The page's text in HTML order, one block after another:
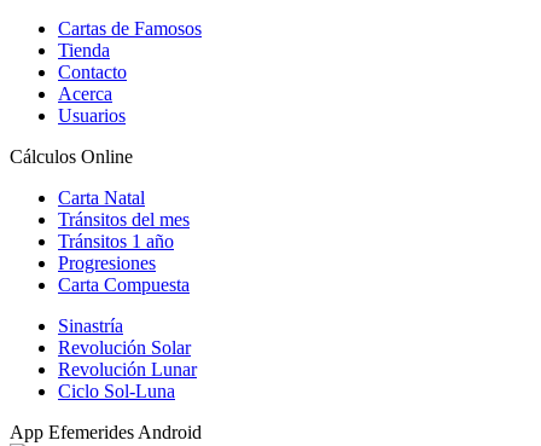
Cartas de Famosos
Tienda
Contacto
Acerca
Usuarios
Cálculos Online
Carta Natal
Tránsitos del mes
Tránsitos 1 año
Progresiones
Carta Compuesta
Sinastría
Revolución Solar
Revolución Lunar
Ciclo Sol-Luna
App Efemerides Android